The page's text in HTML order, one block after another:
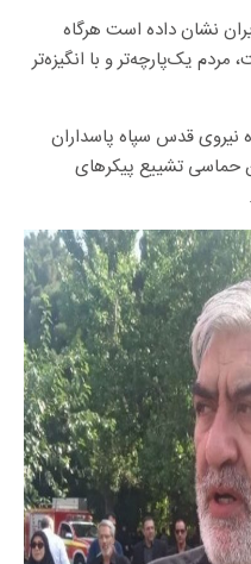
نشان داده است هرگاه
یک‌پارچه‌تر و با انگیزه‌تر
نیروی قدس سپاه پاسداران
حماسی تشییع پیکرهای